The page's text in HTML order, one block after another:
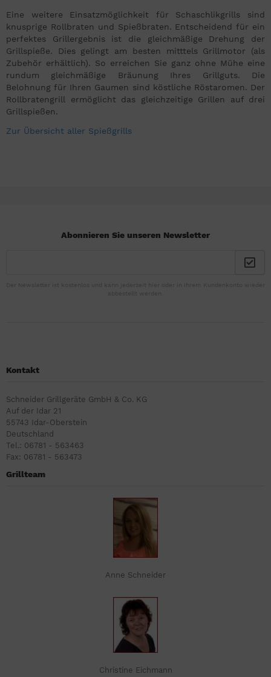
Eine weitere Einsatzmöglichkeit für Schaschlikgrills sind
knusprige Rollbraten und Spießbraten. Entscheidend für ein
perfektes Grillergebnis ist die gleichmäßige Drehung der
Grillspieße. Dies gelingt am besten mitttels Grillmotor (als
Zubehör erhältlich). So erreichen Sie ganz ohne Mühe eine
rundum gleichmäßige Bräunung Ihres Grillguts. Die
Belohnung für Ihren Gaumen sind köstliche Röstaromen. Der
Rollbratengrill ermöglicht das gleichzeitige Grillen auf drei
Grillspießen.
Zur Übersicht aller Spießgrills
Abonnieren Sie unseren Newsletter
Der Newsletter ist kostenlos und kann jederzeit hier oder in Ihrem Kundenkonto wieder
abbestellt werden.
Kontakt
Schneider Grillgeräte GmbH & Co. KG
Auf der Idar 21
55743 Idar-Oberstein
Deutschland
Tel.: 06781 - 563463
Fax: 06781 - 563473
Grillteam
Anne Schneider
Christine Eichmann